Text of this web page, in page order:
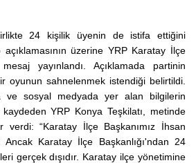
24 kişilik üyenin de istifa ettiğini
üzerine YRP Karatay İlçe
yayınlandı. Açıklamada partinin
oyunun sahnelenmek istendiği belirtildi.
ve sosyal medyada yer alan bilgilerin
kaydeden YRP Konya Teşkilatı, metinde
verdi: “Karatay İlçe Başkanımız İhsan
Karatay İlçe Başkanlığı'ndan 24
gerçek dışıdır. Karatay ilçe yönetimine